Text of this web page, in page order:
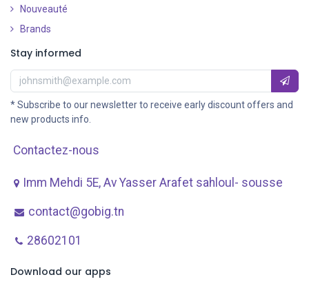
Nouveauté
Brands
Stay informed
* Subscribe to our newsletter to receive early discount offers and
new products info.
Contactez-nous
Imm Mehdi 5E, Av ​Yasser Arafet sahloul- sousse
contact@gobig.tn
28602101
Download our apps